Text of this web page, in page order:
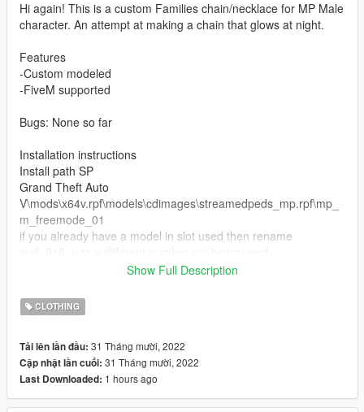
Hi again! This is a custom Families chain/necklace for MP Male
character. An attempt at making a chain that glows at night.
Features
-Custom modeled
-FiveM supported
Bugs: None so far
Installation instructions
Install path SP
Grand Theft Auto
V\mods\x64v.rpf\models\cdimages\streamedpeds_mp.rpf\mp_
m_freemode_01
if you already have a model in slot used then rename
1. Rename files to desired names, and place in FiveM stream
folder.
Join the discord for more discord only releases dropping soon.
https://discord.com/invite/cuhFMbqfXR
Show Full Description
CLOTHING
Tải lên lần đầu: 31 Tháng mười, 2022
Cập nhật lần cuối: 31 Tháng mười, 2022
Last Downloaded: 1 hours ago